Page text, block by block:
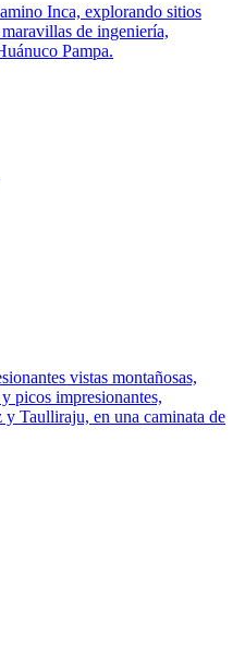
Inca, explorando sitios
de ingeniería,
Pampa.
vistas montañosas,
picos impresionantes,
Taulliraju, en una caminata de